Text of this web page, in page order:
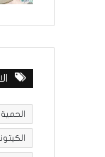
الحمية